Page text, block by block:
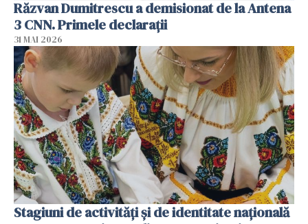
Răzvan Dumitrescu a demisionat de la Antena
3 CNN. Primele declarații
31 MAI 2026
Stagiuni de activități și de identitate națională